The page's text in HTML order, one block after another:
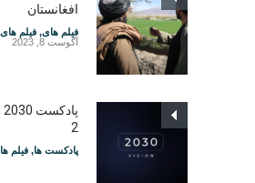
افغانستان
فیلم های, فیلم
آگوست 8, 2023
2
پادکست ها, فیلم